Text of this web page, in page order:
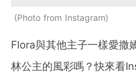
Photo from Instagram
Flora與其他主子一樣愛撒
林公主的風彩嗎？快來看